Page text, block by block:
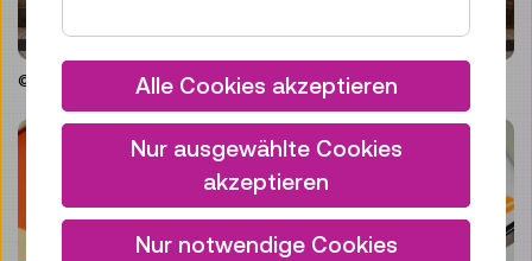
© Technisches Museum WienAlle Cookies akzeptieren
Nur ausgewählte Cookies
akzeptieren
Nur notwendige Cookies